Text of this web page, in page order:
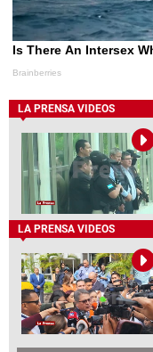
LA PRENSA VIDEOS
LA PRENSA VIDEOS